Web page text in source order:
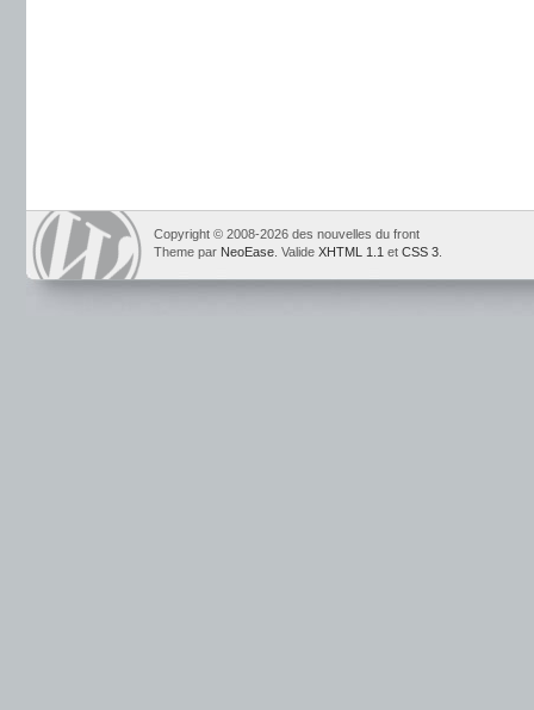
Copyright © 2008-2026 des nouvelles du front
Theme par NeoEase . Valide XHTML 1.1 et CSS 3